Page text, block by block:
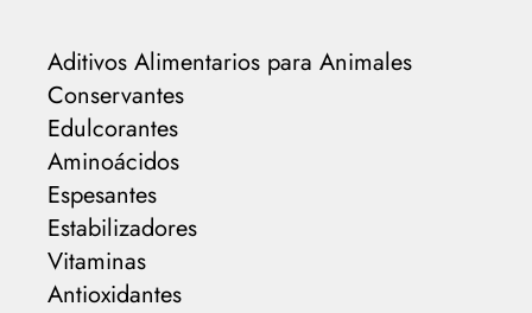
Aditivos Alimentarios para Animales
Conservantes
Edulcorantes
Aminoácidos
Espesantes
Estabilizadores
Vitaminas
Antioxidantes